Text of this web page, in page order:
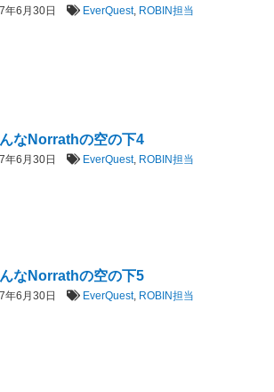
年6月30日 EverQuest, ROBIN担当
なNorrathの空の下4
年6月30日 EverQuest, ROBIN担当
なNorrathの空の下5
年6月30日 EverQuest, ROBIN担当